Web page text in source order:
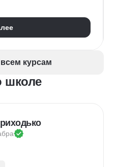
(КПТ)
курсам
школе